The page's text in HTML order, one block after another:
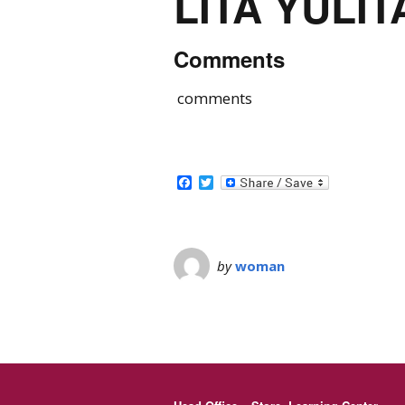
Comments
comments
Facebook
Twitter
bywoman